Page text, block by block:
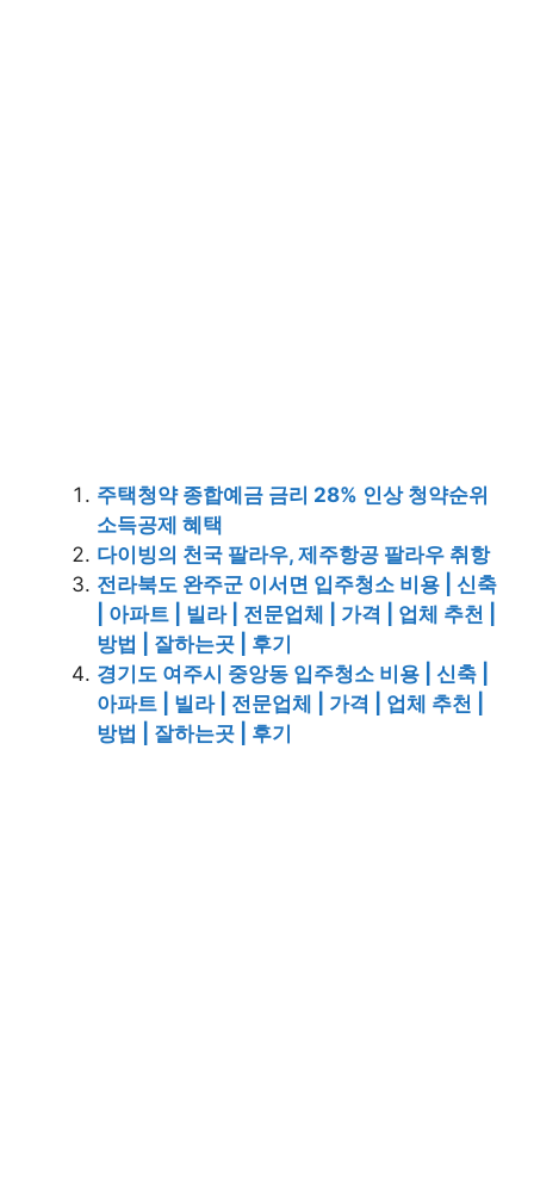
주택청약 종합예금 금리 28% 인상 청약순위
소득공제 혜택
다이빙의 천국 팔라우, 제주항공 팔라우 취항
전라북도 완주군 이서면 입주청소 비용 | 신축
| 아파트 | 빌라 | 전문업체 | 가격 | 업체 추천 |
방법 | 잘하는곳 | 후기
경기도 여주시 중앙동 입주청소 비용 | 신축 |
아파트 | 빌라 | 전문업체 | 가격 | 업체 추천 |
방법 | 잘하는곳 | 후기